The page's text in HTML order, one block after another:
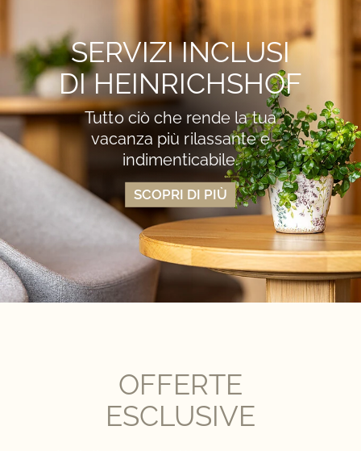
SERVIZI INCLUSI
DI HEINRICHSHOF
Tutto ciò che rende la tua
vacanza più rilassante e
indimenticabile.
SCOPRI DI PIÙ
OFFERTE
ESCLUSIVE